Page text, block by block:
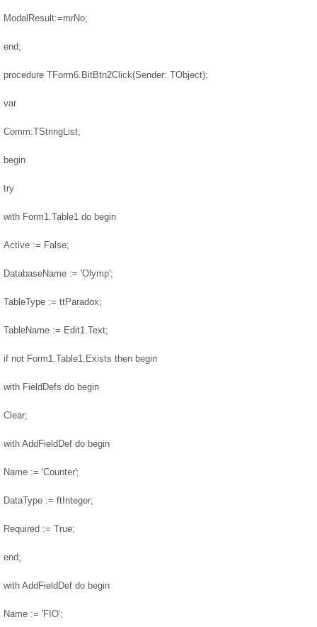
ModalResult:=mrNo;
end;
procedure TForm6.BitBtn2Click(Sender: TObject);
var
Comm:TStringList;
begin
try
with Form1.Table1 do begin
Active := False;
DatabaseName := 'Olymp';
TableType := ttParadox;
TableName := Edit1.Text;
if not Form1.Table1.Exists then begin
with FieldDefs do begin
Clear;
with AddFieldDef do begin
Name := 'Counter';
DataType := ftInteger;
Required := True;
end;
with AddFieldDef do begin
Name := 'FIO';